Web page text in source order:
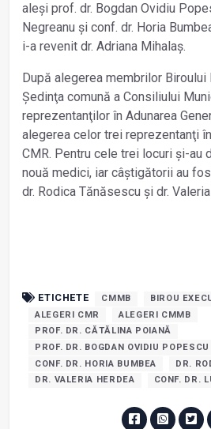
aleși prof. dr. Bogdan Ovidiu
Negreanu și conf. dr. Horia
i-a revenit dr. Adriana Mihalaș.
După alegerea membrilor
Ședinţa comună a Consiliului
reprezentanţilor în Adunarea
alegerea celor trei reprezentanţi
CMR. Pentru cele trei locuri și-au
nouă medici, iar câștigătorii au
dr. Rodica Tănăsescu și dr.
ETICHETE CMMB BIROU
ALEGERI CMR
ALEGERI CMMB
PROF. DR. CĂTĂLINA POIANĂ
PROF. DR. BOGDAN OVIDIU POPESCU
CONF. DR. HORIA BUMBEA
DR.
DR. VALERIA HERDEA
CONF. DR.